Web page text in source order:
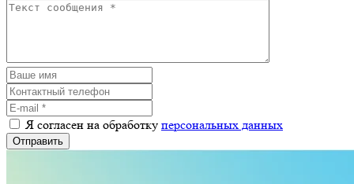
Я согласен на обработку персональных данных
Отправить